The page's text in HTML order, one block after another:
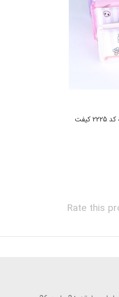
Rate this